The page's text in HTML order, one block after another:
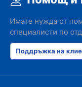
Имате нужда от
специалисти по
Поддръжка на